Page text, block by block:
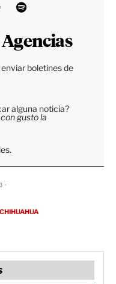
boletines de
alguna noticia?
gusto la
-